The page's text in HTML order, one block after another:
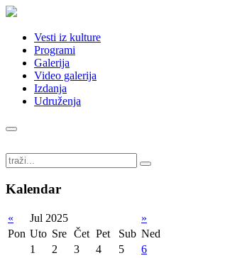
Vesti iz kulture
Programi
Galerija
Video galerija
Izdanja
Udruženja
Kalendar
« Jul 2025
»
Pon Uto Sre Čet Pet Sub Ned
1
2 3 4 5
6